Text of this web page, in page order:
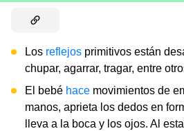
Los reflejos primitivos están
chupar, agarrar, tragar, entre
El bebé hace movimientos de
manos, aprieta los dedos en
lleva a la boca y los ojos. Al